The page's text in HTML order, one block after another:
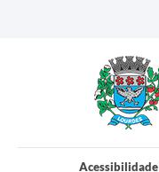
Acessibilidade